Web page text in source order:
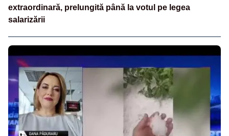
extraordinară, prelungită până la votul pe legea
salarizării